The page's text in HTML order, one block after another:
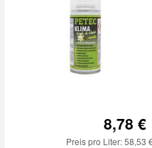
8,78 €
Preis pro Liter: 58,53